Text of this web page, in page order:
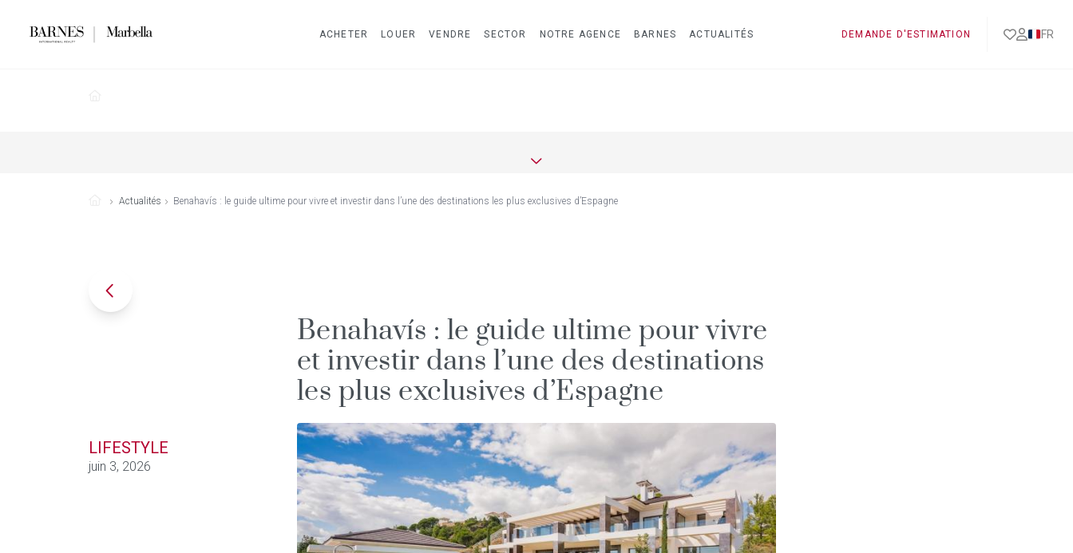
ACHETER LOUER VENDRE SECTOR NOTRE AGENCE BARNES ACTUALITÉS DEMANDE D'ESTIMATION FR
Actualités Benahavís : le guide ultime pour vivre et investir dans l’une des destinations les plus exclusives d’Espagne
LIFESTYLE
juin 3, 2026
Benahavís : le guide ultime pour vivre
et investir dans l’une des destinations
les plus exclusives d’Espagne